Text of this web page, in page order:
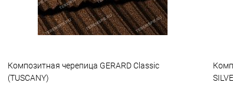
Композитная черепица GERARD Classic
(TUSCANY)